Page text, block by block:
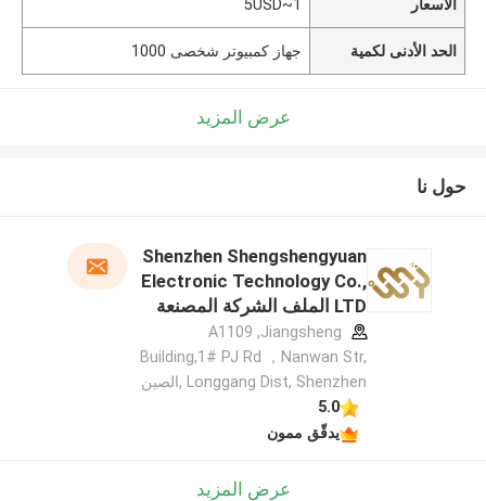
الأسعار 1~5USD
الحد الأدنى لكمية جهاز كمبيوتر شخصى 1000
عرض المزيد
حول نا
Shenzhen Shengshengyuan
Electronic Technology Co.,
LTD الملف الشركة المصنعة
A1109 ,Jiangsheng
Building,1# PJ Rd ，Nanwan Str,
Longgang Dist, Shenzhen ,الصين
5.0
يدقّق ممون
عرض المزيد